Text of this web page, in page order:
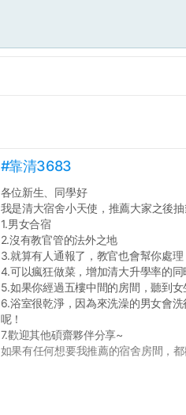
#靠清3683
各位新生、同學好
我是清大宿舍小天使，推薦大家之後
1.男女合宿
2.沒有教官管的法外之地
3.就算有人通報了，教官也會幫你處理
4.可以瘋狂做菜，增加清大升學率的
5.如果你經過五樓中間的房間，聽到
6.浴室很乾淨，因為來洗澡的男女會
呢！
7.歡迎其他碩齋夥伴分享~
如果有任何想要我推薦的宿舍房間，